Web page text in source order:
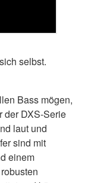
selbst.
Bass mögen,
der DXS-Serie
laut und
sind mit
einem